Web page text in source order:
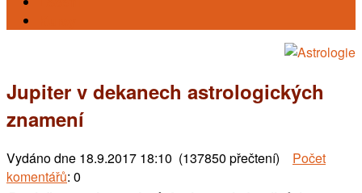
Jupiter v dekanech astrologických
znamení
Vydáno dne 18.9.2017 18:10 (137850 přečtení) Počet
komentářů: 0